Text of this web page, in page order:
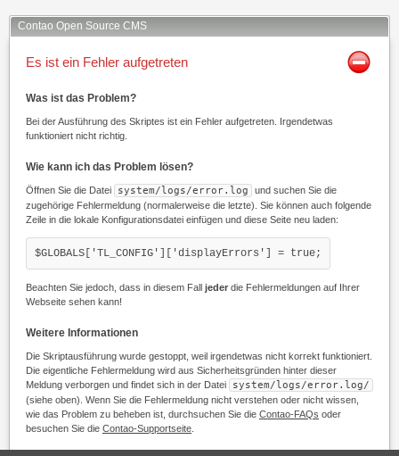
Contao Open Source CMS
Es ist ein Fehler aufgetreten
Was ist das Problem?
Bei der Ausführung des Skriptes ist ein Fehler aufgetreten. Irgendetwas
funktioniert nicht richtig.
Wie kann ich das Problem lösen?
Öffnen Sie die Datei system/logs/error.log
und suchen Sie die
zugehörige Fehlermeldung (normalerweise die letzte). Sie können auch folgende
Zeile in die lokale Konfigurationsdatei einfügen und diese Seite neu laden:
$GLOBALS['TL_CONFIG']['displayErrors'] = true;
Beachten Sie jedoch, dass in diesem Fall jeder die Fehlermeldungen auf Ihrer
Webseite sehen kann!
Weitere Informationen
Die Skriptausführung wurde gestoppt, weil irgendetwas nicht korrekt funktioniert.
Die eigentliche Fehlermeldung wird aus Sicherheitsgründen hinter dieser
Meldung verborgen und findet sich in der Datei
system/logs/error.log/
(siehe oben). Wenn Sie die Fehlermeldung nicht verstehen oder nicht wissen,
wie das Problem zu beheben ist, durchsuchen Sie die Contao-FAQs oder
besuchen Sie die Contao-Supportseite